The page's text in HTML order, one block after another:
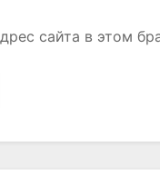
сайта в этом